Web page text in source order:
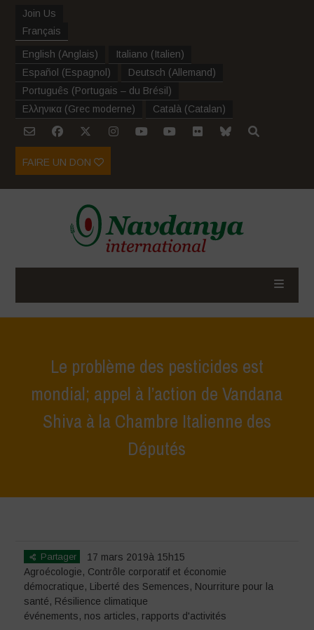
Join Us
Français
English (Anglais) Italiano (Italien)
Español (Espagnol ) Deutsch (Allemand)
Português (Portugais – du Brésil )
Ελληνικα (Grec moderne) Català (Catalan)
FAIRE UN DON
Le problème des pesticides est
mondial; appel à l’action de Vandana
Shiva à la Chambre Italienne des
Députés
Partager
17 mars 2019à 15h15
Agroécologie, Contrôle corporatif et économie
démocratique, Liberté des Semences, Nourriture pour la
santé, Résilience climatique
événements, nos articles, rapports d'activités